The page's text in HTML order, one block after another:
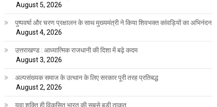
August 5, 2026
पुष्पवर्षा और चरण प्रक्षालन के साथ मुख्यमंत्री ने किया शिवभक्त कांवड़ियों का अभिनंदन
August 4, 2026
उत्तराखण्ड : आध्यात्मिक राजधानी की दिशा में बढ़े कदम
August 3, 2026
अल्पसंख्यक समाज के उत्थान के लिए सरकार पूरी तरह प्रतिबद्ध
August 2, 2026
युवा शक्ति ही विकसित भारत की सबसे बड़ी ताकत